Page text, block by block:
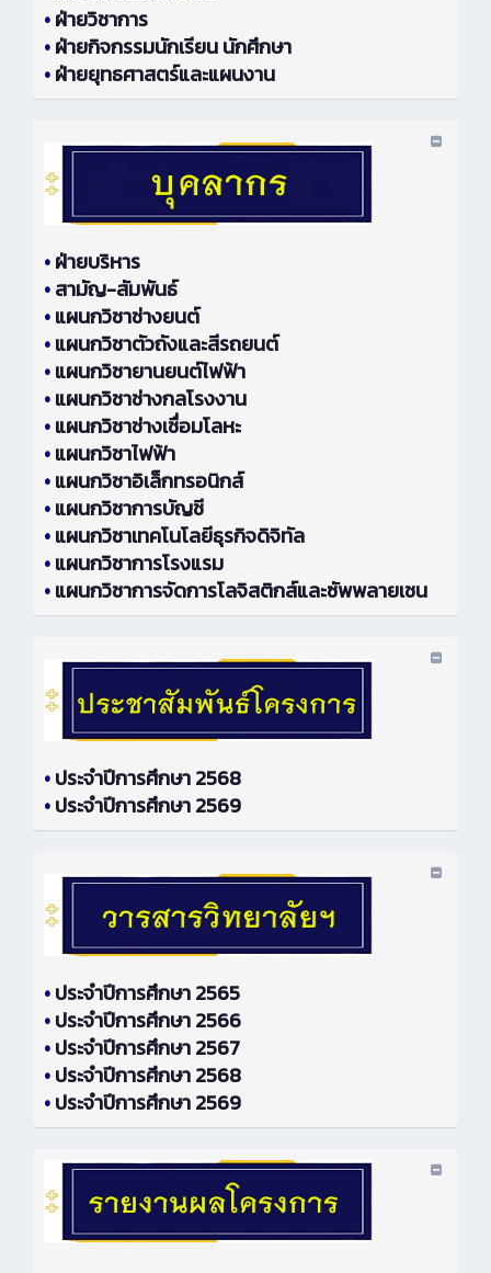
•ฝ่ายวิชาการ
•ฝ่ายกิจกรรมนักเรียน นักศึกษา
•ฝ่ายยุทธศาสตร์และแผนงาน
•ฝ่ายบริหาร
•สามัญ-สัมพันธ์
•แผนกวิชาช่างยนต์
•แผนกวิชาตัวถังและสีรถยนต์
•แผนกวิชายานยนต์ไฟฟ้า
•แผนกวิชาช่างกลโรงงาน
•แผนกวิชาช่างเชื่อมโลหะ
•แผนกวิชาไฟฟ้า
•แผนกวิชาอิเล็กทรอนิกส์
•แผนกวิชาการบัญชี
•แผนกวิชาเทคโนโลยีธุรกิจดิจิทัล
•แผนกวิชาการโรงแรม
•แผนกวิชาการจัดการโลจิสติกส์และซัพพลายเชน
•ประจำปีการศึกษา 2568
•ประจำปีการศึกษา 2569
•ประจำปีการศึกษา 2565
•ประจำปีการศึกษา 2566
•ประจำปีการศึกษา 2567
•ประจำปีการศึกษา 2568
•ประจำปีการศึกษา 2569